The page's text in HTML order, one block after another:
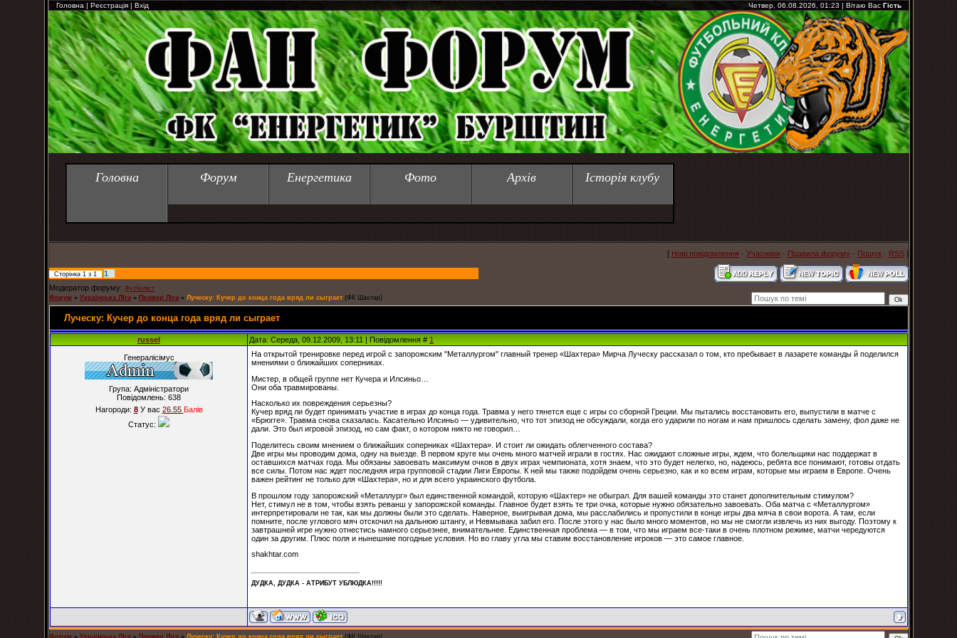
Головна | Реєстрація | Вхід Четвер, 06.08.2026, 01:23 | Вітаю Вас Гість
Головна Форум Енергетика Фото Архів Історія клубу
[ Нові повідомлення · Учасники · Правила форуму · Пошук · RSS ]
Сторінка 1 з 1
1
Модератор форуму: Футболіст
Форум » Українська ЛІга » Премєр Ліга » Луческу: Кучер до конца года вряд ли сыграет (ФК Шахтар)
Луческу: Кучер до конца года вряд ли сыграет
russel Дата: Середа, 09.12.2009, 13:11 | Повідомлення # 1
Генералісімус
Група: Адміністратори
Повідомлень: 638
Нагороди: 8У вас 26.55 Балiв
Статус:
На открытой тренировке перед игрой с запорожским "Металлургом" главный тренер «Шахтера» Мирча Луческу рассказал о том, кто пребывает в лазарете команды й поделился
мнениями о ближайших соперниках.
Мистер, в общей группе нет Кучера и Илсиньо…
Они оба травмированы.
Насколько их повреждения серьезны?
Кучер вряд ли будет принимать участие в играх до конца года. Травма у него тянется еще с игры со сборной Греции. Мы пытались восстановить его, выпустили в матче с
«Брюгге». Травма снова сказалась. Касательно Илсиньо — удивительно, что тот эпизод не обсуждали, когда его ударили по ногам и нам пришлось сделать замену, фол даже не
дали. Это был игровой эпизод, но сам факт, о котором никто не говорил…
Поделитесь своим мнением о ближайших соперниках «Шахтера». И стоит ли ожидать облегченного состава?
Две игры мы проводим дома, одну на выезде. В первом круге мы очень много матчей играли в гостях. Нас ожидают сложные игры, ждем, что болельщики нас поддержат в
оставшихся матчах года. Мы обязаны завоевать максимум очков в двух играх чемпионата, хотя знаем, что это будет нелегко, но, надеюсь, ребята все понимают, готовы отдать
все силы. Потом нас ждет последняя игра групповой стадии Лиги Европы. К ней мы также подойдем очень серьезно, как и ко всем играм, которые мы играем в Европе. Очень
важен рейтинг не только для «Шахтера», но и для всего украинского футбола.
В прошлом году запорожский «Металлург» был единственной командой, которую «Шахтер» не обыграл. Для вашей команды это станет дополнительным стимулом?
Нет, стимул не в том, чтобы взять реванш у запорожской команды. Главное будет взять те три очка, которые нужно обязательно завоевать. Оба матча с «Металлургом»
интерпретировали не так, как мы должны были это сделать. Наверное, выигрывая дома, мы расслабились и пропустили в конце игры два мяча в свои ворота. А там, если
помните, после углового мяч отскочил на дальнюю штангу, и Невмывака забил его. После этого у нас было много моментов, но мы не смогли извлечь из них выгоду. Поэтому к
завтрашней игре нужно отнестись намного серьезнее, внимательнее. Единственная проблема — в том, что мы играем все-таки в очень плотном режиме, матчи чередуются
один за другим. Плюс поля и нынешние погодные условия. Но во главу угла мы ставим восстановление игроков — это самое главное.
shakhtar.com
ДУДКА, ДУДКА - АТРИБУT УБЛЮДКА!!!!!
Форум » Українська ЛІга » Премєр Ліга » Луческу: Кучер до конца года вряд ли сыграет (ФК Шахтар)